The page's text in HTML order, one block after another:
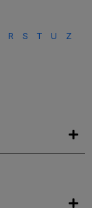
R S T U Z